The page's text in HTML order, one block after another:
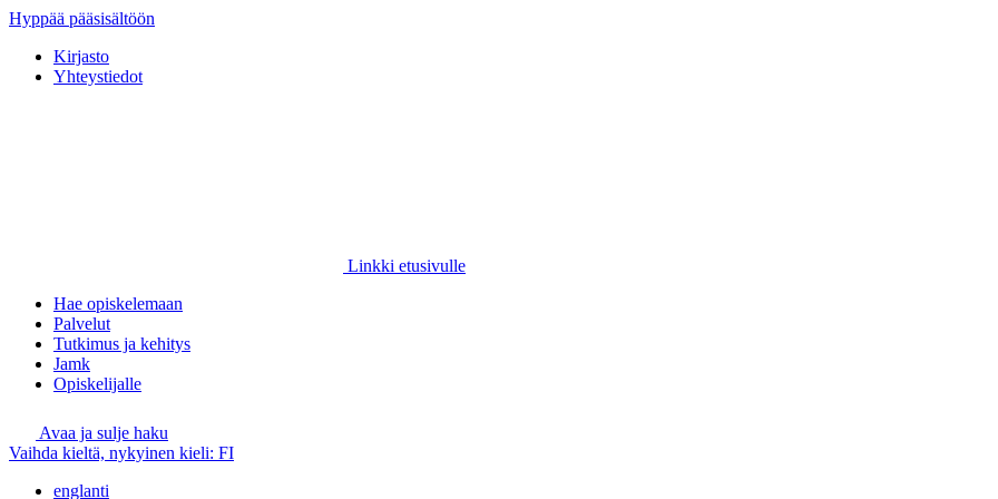
Hyppää pääsisältöön
Kirjasto
Yhteystiedot
Linkki etusivulle
Hae opiskelemaan
Palvelut
Tutkimus ja kehitys
Jamk
Opiskelijalle
Avaa ja sulje haku
Vaihda kieltä, nykyinen kieli: FI
englanti